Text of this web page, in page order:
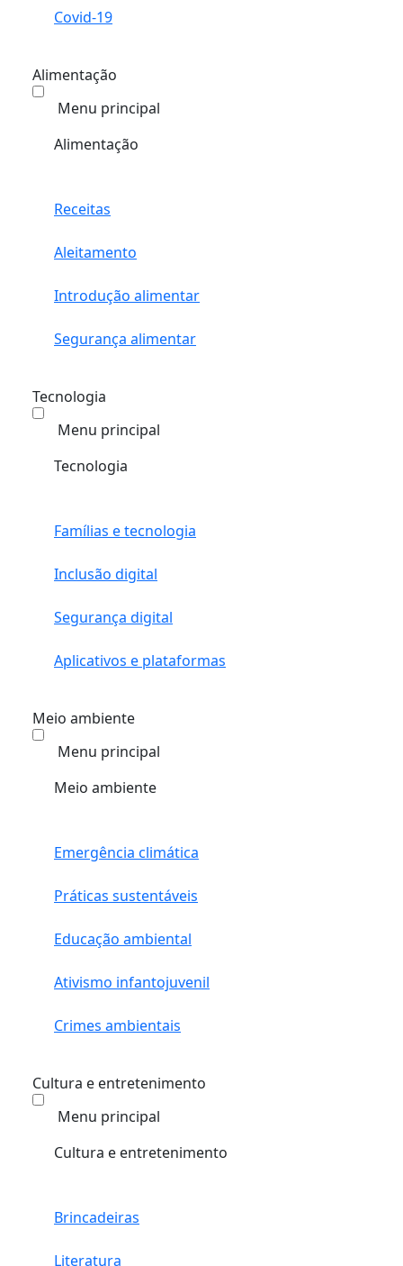
Covid-19
Alimentação
Menu principal
Alimentação
Receitas
Aleitamento
Introdução alimentar
Segurança alimentar
Tecnologia
Menu principal
Tecnologia
Famílias e tecnologia
Inclusão digital
Segurança digital
Aplicativos e plataformas
Meio ambiente
Menu principal
Meio ambiente
Emergência climática
Práticas sustentáveis
Educação ambiental
Ativismo infantojuvenil
Crimes ambientais
Cultura e entretenimento
Menu principal
Cultura e entretenimento
Brincadeiras
Literatura